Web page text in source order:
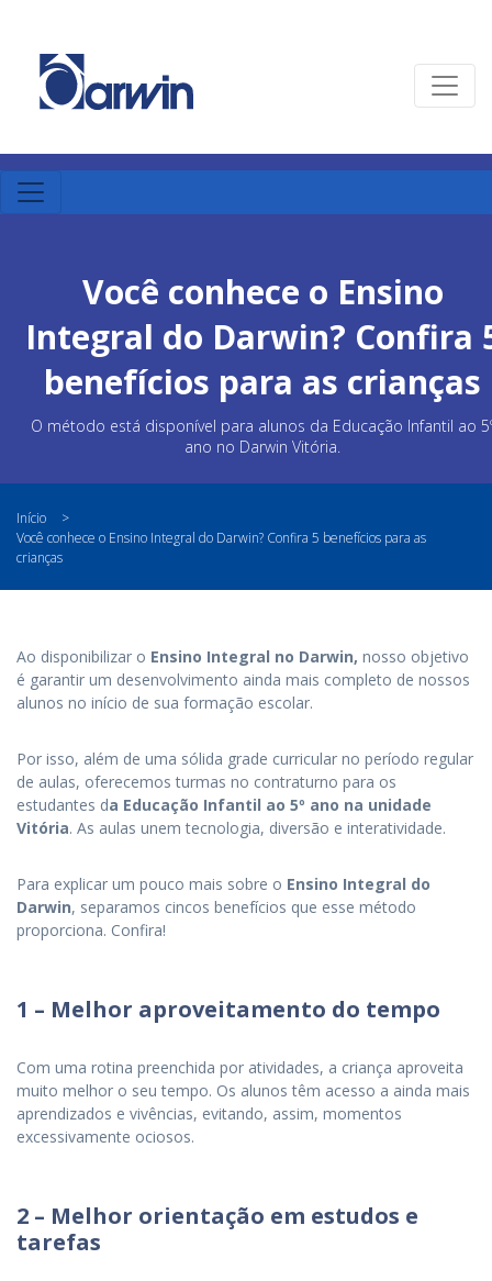
Você conhece o Ensino
Integral do Darwin? Confira
benefícios para as crianças
O método está disponível para alunos da Educação Infantil ao
ano no Darwin Vitória.
Início
>
Você conhece o Ensino Integral do Darwin? Confira 5 benefícios para as
crianças
Ao disponibilizar o Ensino Integral no Darwin, nosso objetivo
é garantir um desenvolvimento ainda mais completo de nossos
alunos no início de sua formação escolar.
Por isso, além de uma sólida grade curricular no período regular
de aulas, oferecemos turmas no contraturno para os
estudantes da Educação Infantil ao 5º ano na unidade
Vitória. As aulas unem tecnologia, diversão e interatividade.
Para explicar um pouco mais sobre o Ensino Integral do
Darwin, separamos cincos benefícios que esse método
proporciona. Confira!
1 – Melhor aproveitamento do tempo
Com uma rotina preenchida por atividades, a criança aproveita
muito melhor o seu tempo. Os alunos têm acesso a ainda mais
aprendizados e vivências, evitando, assim, momentos
excessivamente ociosos.
2 – Melhor orientação em estudos e
tarefas